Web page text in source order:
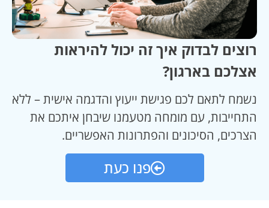
רוצים לבדוק איך זה יכול להיראות
אצלכם בארגון?
נשמח לתאם לכם פגישת ייעוץ והדגמה אישית – ללא
התחייבות, עם מומחה מטעמנו שיבחן איתכם את
הצרכים, הסיכונים והפתרונות האפשריים.
פנו כעת